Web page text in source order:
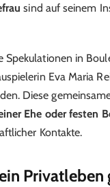
sind auf seinem
Spekulationen in
Eva Maria
Diese
Ehe oder festen
Kontakte.
Privatleben